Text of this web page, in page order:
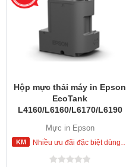
Hộp mực thải máy in Epson
EcoTank
L4160/L6160/L6170/L6190
(C13T04D100) Hộp mực thải
máy in Epson
Mực in Epson
Nhiều ưu đãi đặc biệt dùng cho khách hàng đặt mua ngay trong hôm nay